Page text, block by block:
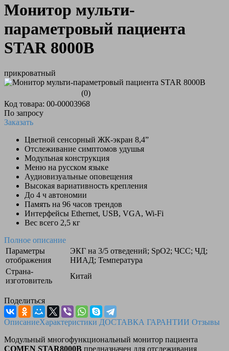
Монитор мульти-
параметровый пациента
STAR 8000B
прикроватный
(0)
Код товара: 00-00003968
По запросу
Заказать
Цветной сенсорный ЖК-экран 8,4”
Отслеживание симптомов удушья
Модульная конструкция
Меню на русском языке
Аудиовизуальные оповещения
Высокая вариативность крепления
До 4 ч автономии
Память на 96 часов трендов
Интерфейсы Ethernet, USB, VGA, Wi-Fi
Вес всего 2,5 кг
Полное описание
Параметры
отображения
ЭКГ на 3/5 отведений; SpO2; ЧСС; ЧД;
НИАД; Температура
Страна-
изготовитель
Китай
Поделиться
ОписаниеХарактеристики ДОСТАВКА ГАРАНТИИ Отзывы
Модульный многофункциональный монитор пациента
COMEN STAR8000B предназначен для отслеживания